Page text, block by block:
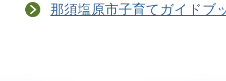
那須塩原市子育てガイドブ